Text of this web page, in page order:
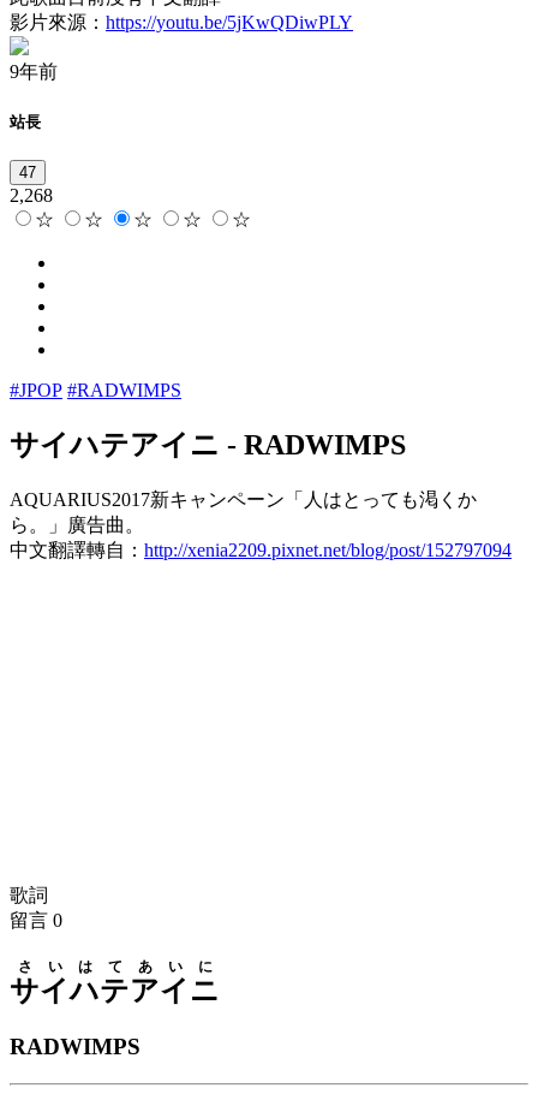
影片來源： https://youtu.be/5jKwQDiwPLY
9年前
站長
47
2,268
☆
☆ ☆ ☆ ☆
#JPOP #RADWIMPS
サイハテアイニ - RADWIMPS
AQUARIUS2017新キャンペーン「人はとっても渇くか
ら。」廣告曲。
中文翻譯轉自： http://xenia2209.pixnet.net/blog/post/152797094
歌詞
留言 0
サイ
さい
ハテ
はて
アイニ
あいに
RADWIMPS